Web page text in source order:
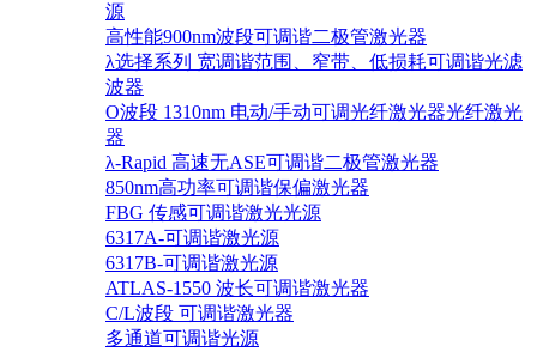
源
高性能900nm波段可调谐二极管激光器
λ选择系列 宽调谐范围、窄带、低损耗可调谐光滤
波器
O波段 1310nm 电动/手动可调光纤激光器光纤激光
器
λ-Rapid 高速无ASE可调谐二极管激光器
850nm高功率可调谐保偏激光器
FBG 传感可调谐激光光源
6317A-可调谐激光源
6317B-可调谐激光源
ATLAS-1550 波长可调谐激光器
C/L波段 可调谐激光器
多通道可调谐光源